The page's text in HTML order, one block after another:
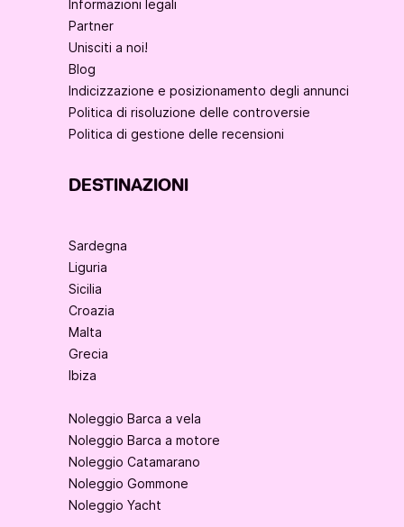
Informazioni legali
Partner
Unisciti a noi!
Blog
Indicizzazione e posizionamento degli annunci
Politica di risoluzione delle controversie
Politica di gestione delle recensioni
DESTINAZIONI
Sardegna
Liguria
Sicilia
Croazia
Malta
Grecia
Ibiza
Noleggio Barca a vela
Noleggio Barca a motore
Noleggio Catamarano
Noleggio Gommone
Noleggio Yacht